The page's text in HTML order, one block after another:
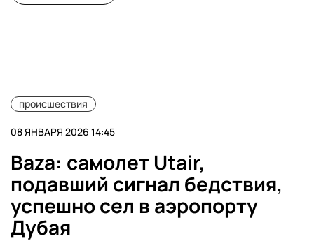
происшествия
08 ЯНВАРЯ 2026 14:45
Baza: самолет Utair,
подавший сигнал бедствия,
успешно сел в аэропорту
Дубая